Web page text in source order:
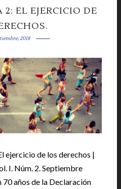
EL EJERCICIO DE
2018
ejercicio de los derechos |
I. Núm. 2. Septiembre
70 años de la Declaración